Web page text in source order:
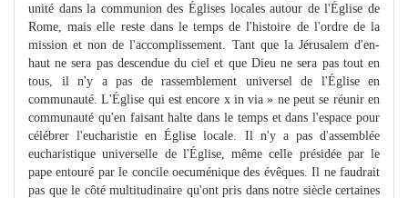
unité dans la communion des Églises locales autour de l'Église de
Rome, mais elle reste dans le temps de l'histoire de l'ordre de la
mission et non de l'accomplissement. Tant que la Jérusalem d'en-
haut ne sera pas descendue du ciel et que Dieu ne sera pas tout en
tous, il n'y a pas de rassemblement universel de l'Église en
communauté. L'Église qui est encore x in via » ne peut se réunir en
communauté qu'en faisant halte dans le temps et dans l'espace pour
célébrer l'eucharistie en Église locale. Il n'y a pas d'assemblée
eucharistique universelle de l'Église, même celle présidée par le
pape entouré par le concile oecuménique des évêques. Il ne faudrait
pas que le côté multitudinaire qu'ont pris dans notre siècle certaines